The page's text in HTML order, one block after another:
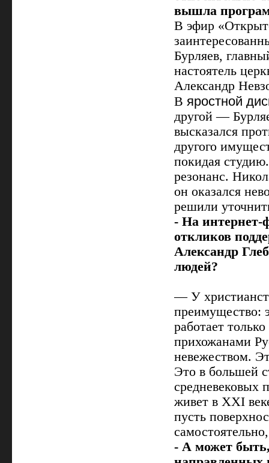
вышла
В эфир
Бурляев,
настоятель
Александр
Вяростной
другой —
высказался
другого
покидая
резонанс.
он оказался
решили
- На интернет-
откликов
Александр
людей?
— У
преимущество:
работает
прихожанами
невежеством.
Это в большей
средневековых
живет в XXI
пусть
- А может